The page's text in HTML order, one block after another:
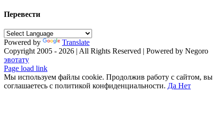
Перевести
Powered by
Translate
Copyright 2005 - 2026 | All Rights Reserved | Powered by Negoro
эвотату
Facebook
X
Instagram
Pinterest
Vk
Tiktok
Telegram
YouTube
Email
Phone
Page load link
Мы используем файлы cookie. Продолжив работу с сайтом, вы
соглашаетесь с политикой конфиденциальности. Да Нет